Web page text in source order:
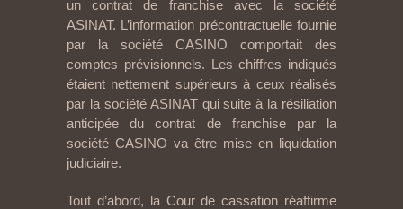
un contrat de franchise avec la société
ASINAT. L’information précontractuelle fournie
par la société CASINO comportait des
comptes prévisionnels. Les chiffres indiqués
étaient nettement supérieurs à ceux réalisés
par la société ASINAT qui suite à la résiliation
anticipée du contrat de franchise par la
société CASINO va être mise en liquidation
judiciaire.
Tout d’abord, la Cour de cassation réaffirme